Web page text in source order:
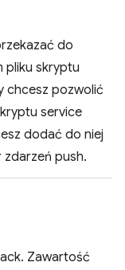
do
pliku skryptu
chcesz pozwolić
service
dodać do niej
push.
Zawartość